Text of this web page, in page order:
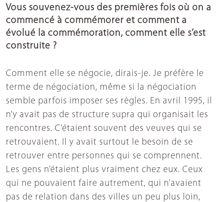
Vous souvenez-vous des premières fois où on a
commencé à commémorer et comment a
évolué la commémoration, comment elle s’est
construite ?
Comment elle se négocie, dirais-je. Je préfère le
terme de négociation, même si la négociation
semble parfois imposer ses règles. En avril 1995, il
n’y avait pas de structure supra qui organisait les
rencontres. C’étaient souvent des veuves qui se
retrouvaient. Il y avait surtout le besoin de se
retrouver entre personnes qui se comprennent.
Les gens n’étaient plus vraiment chez eux. Ceux
qui ne pouvaient faire autrement, qui n’avaient
pas de relation dans des villes un peu plus loin,